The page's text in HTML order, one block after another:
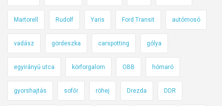
m
n
á
t
m
k
o
l
t
i
j
e
g
f
u
á
b
b
3
Martorell Rudolf Yaris Ford Transit autómosó
vadász gördeszka carspotting gólya
egyirányú utca körforgalom OBB hómaró
gyorshajtás sofőr röhej Drezda DDR